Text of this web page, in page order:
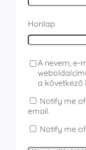
Honlap
A nevem, e-
a következő
Notify me
email.
Notify me